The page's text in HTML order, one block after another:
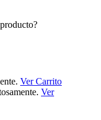
Ver Carrito
Ver